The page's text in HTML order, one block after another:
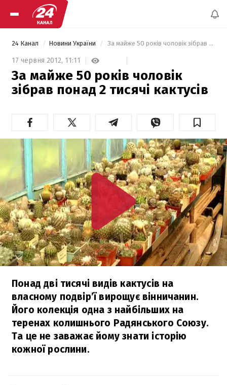
24 Канал Новини України За майже 50 років чоловік зібрав понад 2 тисячі кактусів
17 червня 2012, 11:11
За майже 50 років чоловік
зібрав понад 2 тисячі кактусів
Понад дві тисячі видів кактусів на
власному подвір’ї вирощує вінничанин.
Його колекція одна з найбільших на
теренах колишнього Радянського Союзу.
Та це не заважає йому знати історію
кожної рослини.